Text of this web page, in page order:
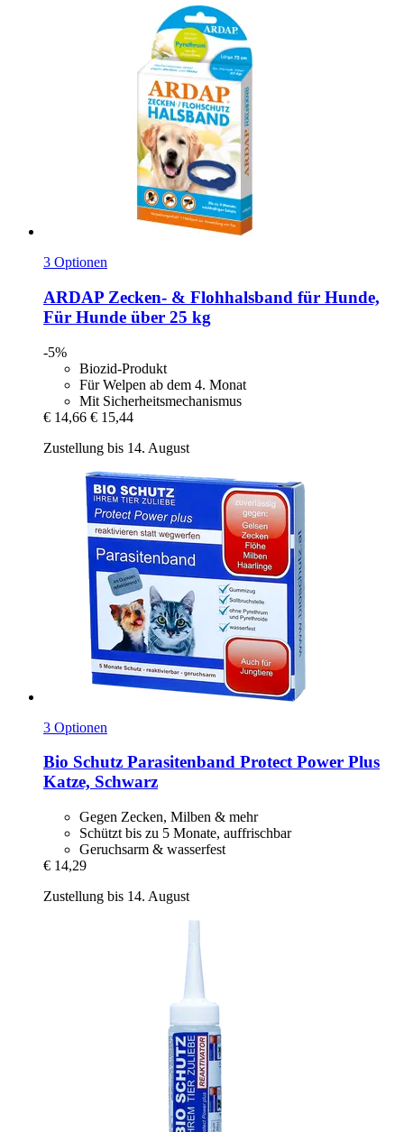
3 Optionen
ARDAP Zecken-​ & Flohhalsband für Hunde,
Für Hunde über 25 kg
-5%
Biozid-Produkt
Für Welpen ab dem 4. Monat
Mit Sicherheitsmechanismus
€ 14,66 € 15,44
Zustellung bis 14. August
3 Optionen
Bio Schutz Parasitenband Protect Power Plus
Katze, Schwarz
Gegen Zecken, Milben & mehr
Schützt bis zu 5 Monate, auffrischbar
Geruchsarm & wasserfest
€ 14,29
Zustellung bis 14. August